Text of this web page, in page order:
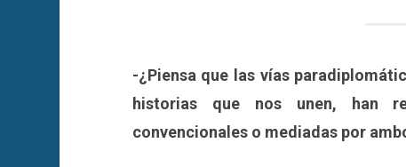
-¿Piensa que las vías
historias que nos unen, han
convencionales o mediadas por